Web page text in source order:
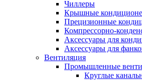
Чиллеры
Крышные
Прецизионные
Компрессорно-
Аксессуары для
Аксессуары для
Вентиляция
Промышленные
Круглые